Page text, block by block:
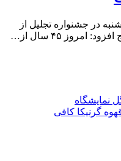
در جشنواره تجلیل از
۴۵ سال از…
نمایشگاه
گرنیکا کافی